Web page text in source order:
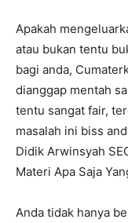
Apakah
atau bukan tentu
bagi anda,
dianggap mentah
tentu sangat fair,
masalah ini biss
Didik Arwinsyah
Materi Apa Saja
Anda tidak hanya